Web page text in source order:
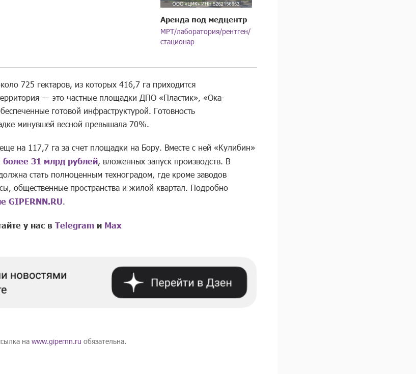
Аренда под медцентр
МРТ/лаборатория/рентген/
стационар
725 гектаров, из которых 416,7 га приходится
— это частные площадки ДПО «Пластик», «Ока-
готовой инфраструктурой. Готовность
минувшей весной превышала 70%.
на 117,7 га за счет площадки на Бору. Вместе с ней «Кулибин»
более 31 млрд рублей, вложенных запуск производств. В
стать полноценным техноградом, где кроме заводов
общественные пространства и жилой квартал. Подробно
GIPERNN.RU.
у нас в Telegram и Mах
на www.gipernn.ru обязательна.